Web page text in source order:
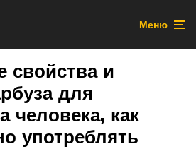
Меню
свойства и
для
человека, как
употреблять